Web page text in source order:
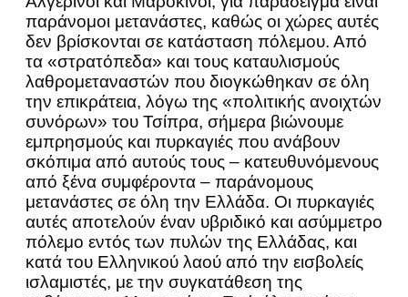
παράνομοι μετανάστες, καθώς οι χώρες αυτές
δεν βρίσκονται σε κατάσταση πόλεμου. Από
τα «στρατόπεδα» και τους καταυλισμούς
λαθρομεταναστών που διογκώθηκαν σε όλη
την επικράτεια, λόγω της «πολιτικής ανοιχτών
συνόρων» του Τσίπρα, σήμερα βιώνουμε
εμπρησμούς και πυρκαγιές που ανάβουν
σκόπιμα από αυτούς τους – κατευθυνόμενους
από ξένα συμφέροντα – παράνομους
μετανάστες σε όλη την Ελλάδα. Οι πυρκαγιές
αυτές αποτελούν έναν υβριδικό και ασύμμετρο
πόλεμο εντός των πυλών της Ελλάδας, και
κατά του Ελληνικού λαού από την εισβολείς
ισλαμιστές, με την συγκατάθεση της